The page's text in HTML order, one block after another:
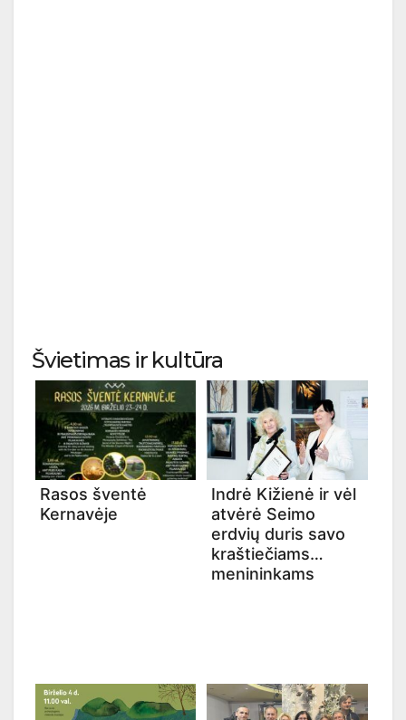
Švietimas ir kultūra
Rasos šventė
Kernavėje
Indrė Kižienė ir vėl
atvėrė Seimo
erdvių duris savo
kraštiečiams
menininkams